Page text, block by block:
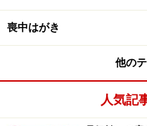
の響きが良くない、濫
ど。
友達とのカジュアルな
さまざまな感情に即した
喪中はがき
他の
人気記